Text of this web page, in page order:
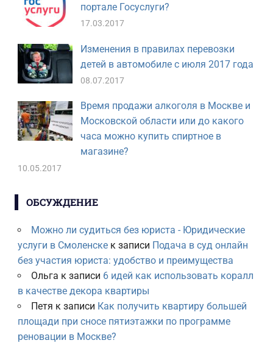
портале Госуслуги?
17.03.2017
Изменения в правилах перевозки
детей в автомобиле с июля 2017 года
08.07.2017
Время продажи алкоголя в Москве и
Московской области или до какого
часа можно купить спиртное в
магазине?
10.05.2017
ОБСУЖДЕНИЕ
Можно ли судиться без юриста - Юридические
услуги в Смоленскек записи Подача в суд онлайн
без участия юриста: удобство и преимущества
Ольга к записи 6 идей как использовать коралл
в качестве декора квартиры
Петя к записи Как получить квартиру большей
площади при сносе пятиэтажки по программе
реновации в Москве?